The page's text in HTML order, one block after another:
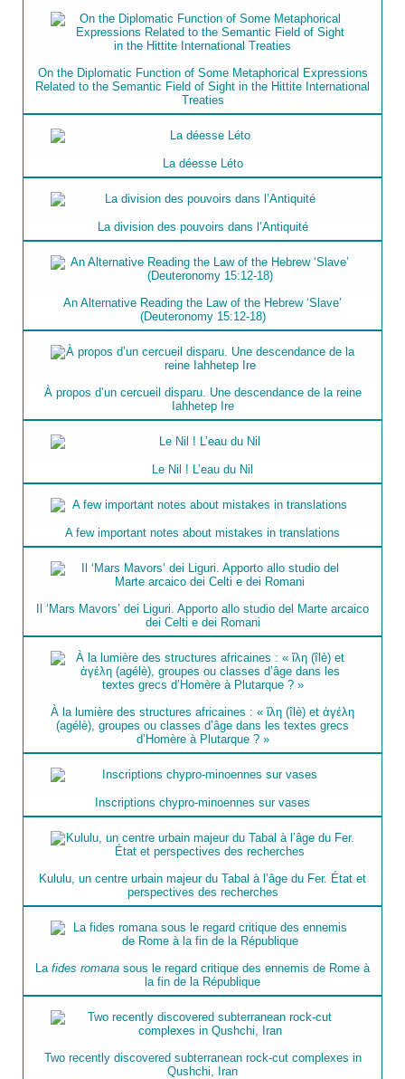
On the Diplomatic Function of Some Metaphorical Expressions
Related to the Semantic Field of Sight in the Hittite International
Treaties
La déesse Léto
La division des pouvoirs dans l’Antiquité
An Alternative Reading the Law of the Hebrew ‘Slave’
(Deuteronomy 15:12-18)
À propos d’un cercueil disparu. Une descendance de la reine
Iahhetep Ire
Le Nil ! L’eau du Nil
A few important notes about mistakes in translations
Il ‘Mars Mavors’ dei Liguri. Apporto allo studio del Marte arcaico
dei Celti e dei Romani
À la lumière des structures africaines : « ἴλη (îlè) et ἀγέλη
(agélè), groupes ou classes d’âge dans les textes grecs
d’Homère à Plutarque ? »
Inscriptions chypro-minoennes sur vases
Kululu, un centre urbain majeur du Tabal à l’âge du Fer. État et
perspectives des recherches
La fides romana sous le regard critique des ennemis de Rome à
la fin de la République
Two recently discovered subterranean rock-cut complexes in
Qushchi, Iran